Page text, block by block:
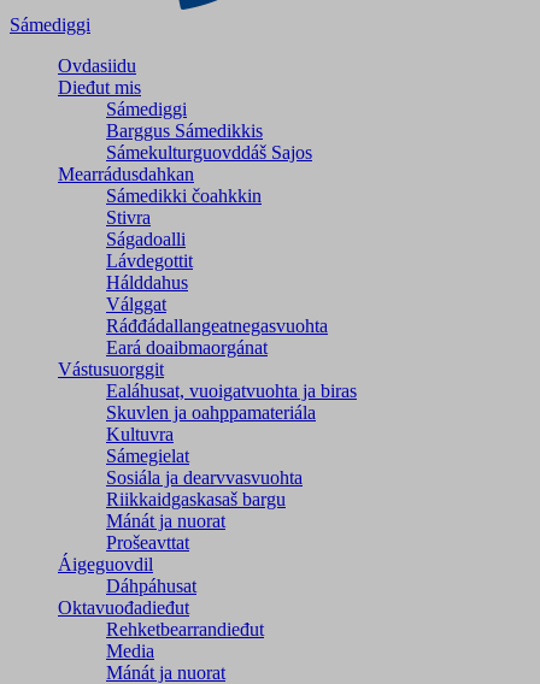
Sámediggi
Ovdasiidu
Dieđut mis
Sámediggi
Barggus Sámedikkis
Sámekulturguovddáš Sajos
Mearrádusdahkan
Sámedikki čoahkkin
Stivra
Ságadoalli
Lávdegottit
Hálddahus
Válggat
Ráđđádallangeatnegas­vuohta
Eará doaibmaorgánat
Vástusuorggit
Ealáhusat, vuoigatvuohta ja biras
Skuvlen ja oahppamateriála
Kultuvra
Sámegielat
Sosiála ja dearvvasvuohta
Riikkaidgaskasaš bargu
Mánát ja nuorat
Prošeavttat
Áigeguovdil
Dáhpáhusat
Oktavuođadieđut
Rehketbearrandieđut
Media
Mánát ja nuorat